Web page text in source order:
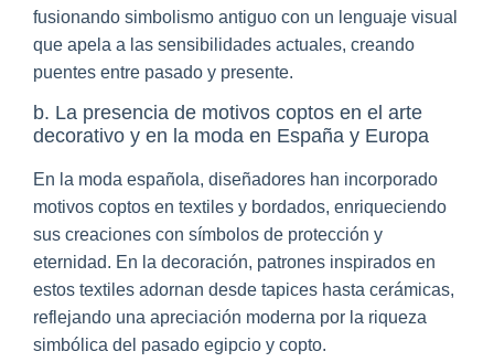
fusionando simbolismo antiguo con un lenguaje visual
que apela a las sensibilidades actuales, creando
puentes entre pasado y presente.
b. La presencia de motivos coptos en el arte
decorativo y en la moda en España y Europa
En la moda española, diseñadores han incorporado
motivos coptos en textiles y bordados, enriqueciendo
sus creaciones con símbolos de protección y
eternidad. En la decoración, patrones inspirados en
estos textiles adornan desde tapices hasta cerámicas,
reflejando una apreciación moderna por la riqueza
simbólica del pasado egipcio y copto.